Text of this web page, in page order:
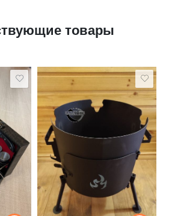
товары
320мм
340мм
360мм
410мм